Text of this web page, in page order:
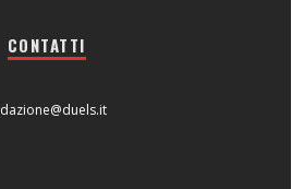
CONTATTI